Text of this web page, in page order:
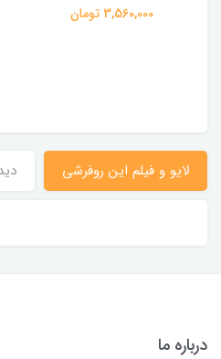
3,560,000 تومان
لایو و فیلم این روفرشی
درباره ما